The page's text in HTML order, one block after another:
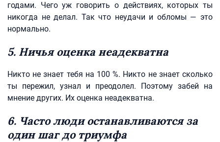
годами. Чего уж говорить о действиях, которых ты
никогда не делал. Так что неудачи и обломы — это
нормально.
5. Ничья оценка неадекватна
Никто не знает тебя на 100 %. Никто не знает сколько
ты пережил, узнал и преодолел. Поэтому забей на
мнение других. Их оценка неадекватна.
6. Часто люди останавливаются за
один шаг до триумфа